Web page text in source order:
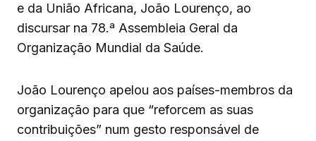
e da União Africana, João Lourenço, ao
discursar na 78.ª Assembleia Geral da
Organização Mundial da Saúde.
João Lourenço apelou aos países-membros da
organização para que “reforcem as suas
contribuições” num gesto responsável de